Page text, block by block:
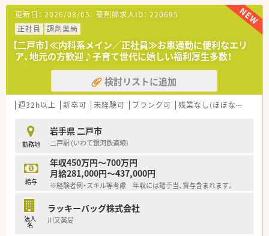
【募集背景と求める人物像について】
■地域医療への貢献度を高めるための増員募集であり、現在非常
に温度感を高く採用中です。
■即戦力となる経験者はもちろん、意欲的に業務に取り組める方
を幅広く歓迎しております。
■チームワークを大切にし、周囲とコミュニケーションを取りな
がら業務を進められる方です。
【法人特徴について】
■東北地方を中心にドラッグストアや調剤薬局を350店舗以上
■東証プライム市場に上場しており、安定した経営基盤のもとで
安心して就業いただけます。
■社員の定着率は91.8％と非常に高く、長く働き続けられる環境
が整っているのが特徴です。
更新日： 2026/08/05 薬剤師求人ID： 220695
正社員
調剤薬局
【二戸市】≪内科系メイン／正社員≫お車通勤に便利なエリ
ア、地元の方歓迎♪子育て世代に嬉しい福利厚生多数！
検討リストに追加
週32h以上 新卒可 未経験可 ブランク可 残業なし(ほぼなし含む)
勤務地
岩手県 二戸市
二戸駅 (いわて銀河鉄道線)
給与
年収450万円～700万円
月給281,000円～437,000円
※経験者例・スキル等考慮 年収には諸手当、賞与含まれます。
法人
名
ラッキーバッグ株式会社
川又薬局